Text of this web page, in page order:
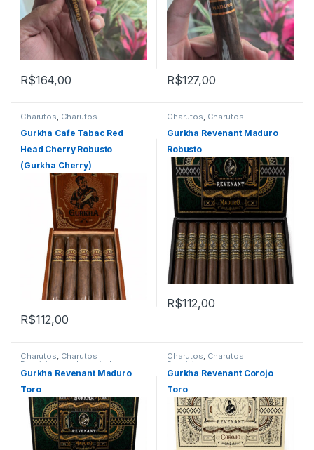
R$164,00 R$127,00
Charutos Charutos
Dominicanos
Sobremesa,Importados
Gurkha Cafe Tabac Red
Head Cherry Robusto
(Gurkha Cherry)
R$112,00
Charutos Charutos
Dominicanos
Gurkha Revenant Maduro
Robusto
R$112,00
Charutos, Charutos
Dominicanos Importados
Gurkha Revenant Maduro
Toro
Charutos, Charutos
Dominicanos Importados
Gurkha Revenant Corojo
Toro